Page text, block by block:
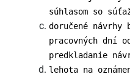
súhlasom so
doručené návrhy
pracovných dní
predkladanie
lehota na